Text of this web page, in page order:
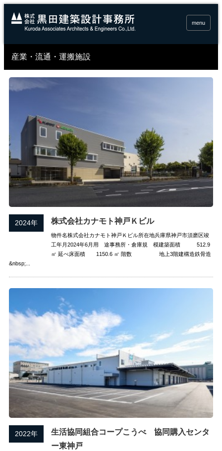
menu
産業・流通・運搬施設
2024年 株式会社カナモト神戸Ｋビル
物件名株式会社カナモト神戸Ｋビル所在地兵庫県神戸市須磨区竣
工年月2024年6月用 途事務所・倉庫規 模建築面積 512.9
㎡ 延べ床面積 1150.6 ㎡ 階数 地上3階建構造鉄骨造
&nbsp;...
2022年
生活協同組合コープこうべ 協同購入センタ
ー東神戸